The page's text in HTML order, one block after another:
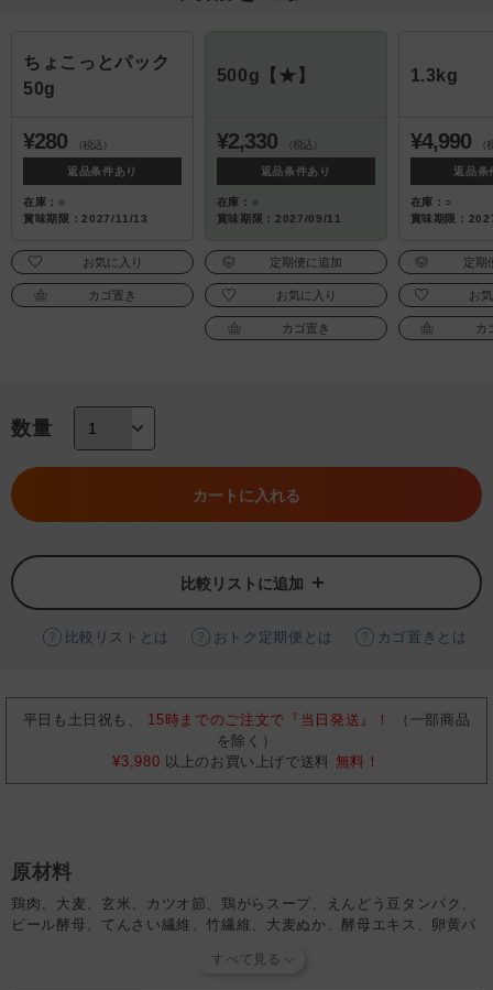
ちょこっとパック
50g
¥280 （税込）
返品条件あり
在庫：○
賞味期限：2027/11/13
お気に入り
カゴ置き
500g【★】
¥2,330 （税込）
返品条件あり
在庫：○
賞味期限：2027/09/11
定期便に追加
お気に入り
カゴ置き
1.3kg
¥4,990 （
返品条
在庫：○
賞味期限：
定期
お
カ
数量
カートに入れる
比較リストに追加
比較リストとは おトク定期便とは カゴ置きとは
平日も土日祝も、 15時までのご注文で『当日発送』！
（一部商品
を除く）
¥3,980 以上のお買い上げで送料 無料！
原材料
鶏肉、大麦、玄米、カツオ節、鶏がらスープ、えんどう豆タンパク、
ビール酵母、てんさい繊維、竹繊維、大麦ぬか、酵母エキス、卵黄パ
糖、発酵調味液、昆布、しいたけ、豚軟骨抽出物（コンドロイチン硫